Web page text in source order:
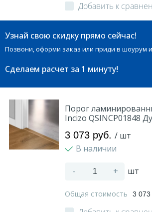
Добавить к
Узнай свою скидку прямо сейчас!
Позвони, оформи заказ или приди в шоурум
Сделаем расчет за 1 минуту!
Порог
Incizo QSINCP01848
3 073 руб. / шт
В наличии
- + шт
Общая стоимость 3 073